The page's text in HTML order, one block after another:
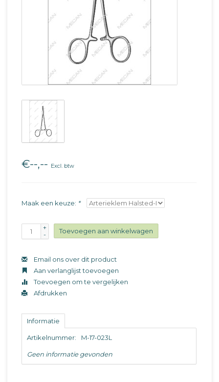
€--,-- Excl. btw
Maak een keuze: *
+
-
Toevoegen aan winkelwagen
Email ons over dit product
Aan verlanglijst toevoegen
Toevoegen om te vergelijken
Afdrukken
Informatie
Artikelnummer: M-17-023L
Geen informatie gevonden